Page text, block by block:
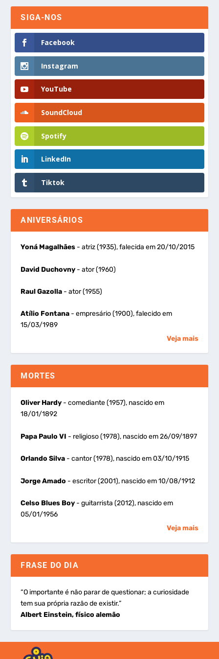
SIGA-NOS
Facebook
Instagram
YouTube
SoundCloud
Spotify
LinkedIn
Tiktok
ANIVERSÁRIOS
Yoná Magalhães - atriz (1935), falecida em 20/10/2015
David Duchovny - ator (1960)
Raul Gazolla - ator (1955)
Atílio Fontana - empresário (1900), falecido em
15/03/1989
Veja mais
MORTES
Oliver Hardy - comediante (1957), nascido em
18/01/1892
Papa Paulo VI - religioso (1978), nascido em 26/09/1897
Orlando Silva - cantor (1978), nascido em 03/10/1915
Jorge Amado - escritor (2001), nascido em 10/08/1912
Celso Blues Boy - guitarrista (2012), nascido em
05/01/1956
Veja mais
FRASE DO DIA
“O importante é não parar de questionar; a curiosidade
tem sua própria razão de existir.”
Albert Einstein, físico alemão